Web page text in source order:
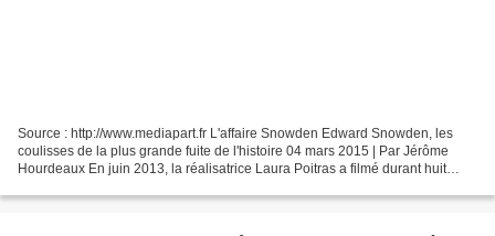
Source : http://www.mediapart.fr L'affaire Snowden Edward Snowden, les
coulisses de la plus grande fuite de l'histoire 04 mars 2015 | Par Jérôme
Hourdeaux En juin 2013, la réalisatrice Laura Poitras a filmé durant huit